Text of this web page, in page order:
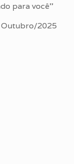
para você’’
Outubro/2025